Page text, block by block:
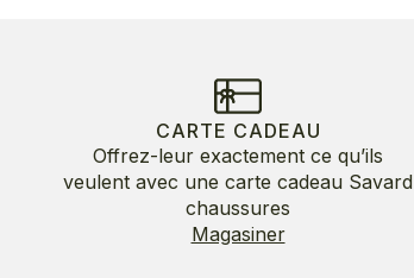
CARTE CADEAU
Offrez-leur exactement ce qu’ils
veulent avec une carte cadeau Savard
chaussures
Magasiner